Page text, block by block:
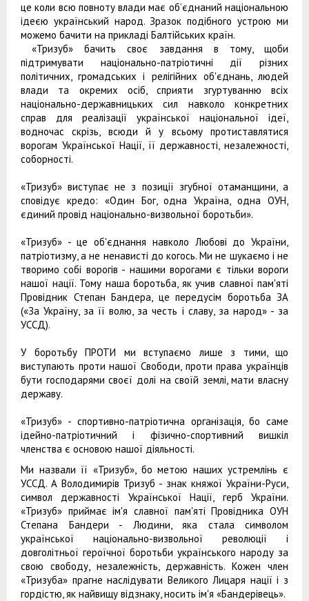
це коли всю повноту влади має об’єднаний національною
ідеєю український народ. Зразок подібного устрою ми
можемо бачити на прикладі Балтійських країн.
«Тризуб» бачить своє завдання в тому, щоби
підтримувати національно-патріотичні дії різних
політичних, громадських і релігійних об'єднань, людей
влади та окремих осіб, сприяти згуртуванню всіх
національно-державницьких сил навколо конкретних
справ для реалізації української національної ідеї,
водночас скрізь, всюди й у всьому протиставлятися
ворогам Української Нації, її державності, незалежності,
соборності.
«Тризуб» виступає не з позиції згубної отаманщини, а
сповідує кредо: «Один Бог, одна Україна, одна ОУН,
єдиний провід національно-визвольної боротьби».
«Тризуб» - це об'єднання навколо Любові до України,
патріотизму, а не ненависті до когось. Ми не шукаємо і не
творимо собі ворогів - нашими ворогами є тільки вороги
нашої нації. Тому наша боротьба, як учив славної пам'яті
Провідник Степан Бандера, це передусім боротьба ЗА
(«За Україну, за її волю, за честь і славу, за народ» - за
УССД).
У боротьбу ПРОТИ ми вступаємо лише з тими, що
виступають проти нашої Свободи, проти права українців
бути господарями своєї долі на своїй землі, мати власну
державу.
«Тризуб» - спортивно-патріотична організація, бо саме
ідейно-патріотичний і фізично-спортивний вишкіл
членства є основою нашої діяльності.
Ми назвали її «Тризуб», бо метою наших устремлінь є
УССД. А Володимирів Тризуб - знак княжої України-Руси,
символ державності Української Нації, герб України.
«Тризуб» приймає ім'я славної пам'яті Провідника ОУН
Степана Бандери - Людини, яка стала символом
української національно-визвольної революції і
довголітньої героїчної боротьби українського народу за
свою свободу, незалежність, державність. Кожен член
«Тризуба» прагне наслідувати Великого Лицаря нації і з
гордістю, як найвищу відзнаку, носить ім'я «Бандерівець».